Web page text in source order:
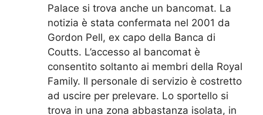
Palace si trova anche un bancomat. La
notizia è stata confermata nel 2001 da
Gordon Pell, ex capo della Banca di
Coutts. L’accesso al bancomat è
consentito soltanto ai membri della Royal
Family. Il personale di servizio è costretto
ad uscire per prelevare. Lo sportello si
trova in una zona abbastanza isolata, in